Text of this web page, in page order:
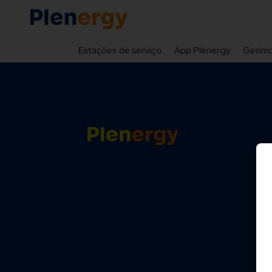
Estações de serviço App Plenergy